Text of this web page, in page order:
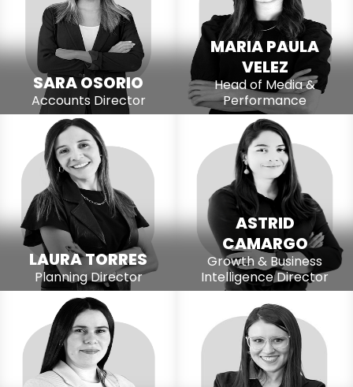
SARA OSORIO
Accounts Director
MARIA PAULA
VELEZ
Head of Media &
Performance
LAURA TORRES
Planning Director
ASTRID
CAMARGO
Growth & Business
Intelligence Director